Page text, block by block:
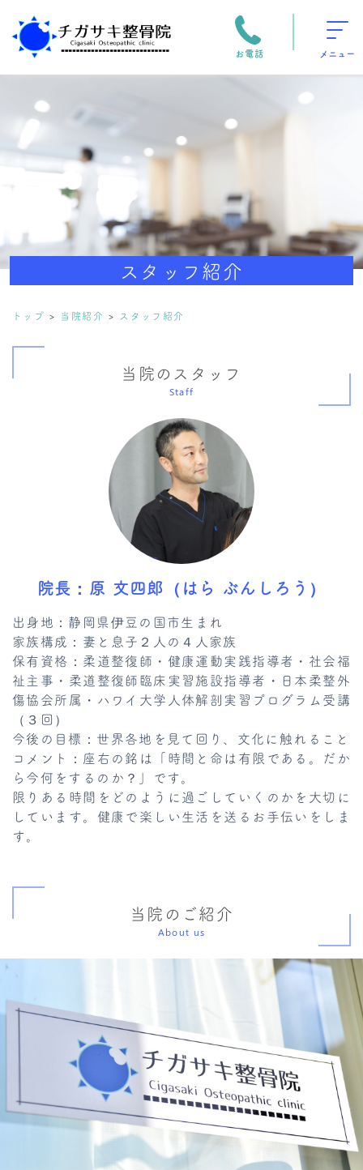
お電話 メニュー
スタッフ紹介
トップ 当院紹介 スタッフ紹介
当院のスタッフ
Staff
院長：原 文四郎（はら ぶんしろう）
出身地：静岡県伊豆の国市生まれ
家族構成：妻と息子２人の４人家族
保有資格：柔道整復師・健康運動実践指導者・社会福
祉主事・柔道整復師臨床実習施設指導者・日本柔整外
傷協会所属・ハワイ大学人体解剖実習プログラム受講
（３回）
今後の目標：世界各地を見て回り、文化に触れること
コメント：座右の銘は「時間と命は有限である。だか
ら今何をするのか？」です。
限りある時間をどのように過ごしていくのかを大切に
しています。健康で楽しい生活を送るお手伝いをしま
す。
当院のご紹介
About us